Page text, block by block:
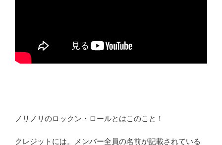
ノリノリのロックン・ロールとはこのこと！
クレジットには。メンバー全員の名前が記載されている